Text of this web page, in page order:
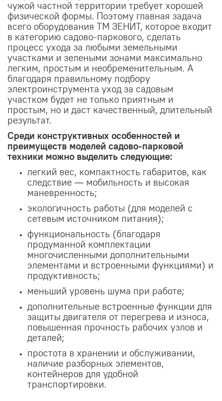
чужой частной территории требует хорошей
физической формы. Поэтому главная задача
всего оборудования ТМ ЗЕНИТ, которое входит
в категорию садово-паркового, сделать
процесс ухода за любыми земельными
участками и зелеными зонами максимально
легким, простым и необременительным. А
благодаря правильному подбору
электроинструмента уход за садовым
участком будет не только приятным и
простым, но и даст качественный, длительный
результат.
Среди конструктивных особенностей и
преимуществ моделей садово-парковой
техники можно выделить следующие:
легкий вес, компактность габаритов, как
следствие — мобильность и высокая
маневренность;
экологичность работы (для моделей с
сетевым источником питания);
функциональность (благодаря
продуманной комплектации
многочисленными дополнительными
элементами и встроенными функциями) и
продуктивность;
меньший уровень шума при работе;
дополнительные встроенные функции для
защиты двигателя от перегрева и износа,
повышенная прочность рабочих узлов и
деталей;
простота в хранении и обслуживании,
наличие разборных элементов,
контейнеров для удобной
транспортировки.